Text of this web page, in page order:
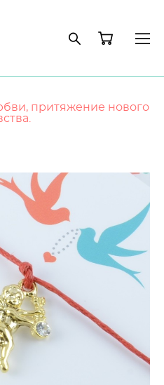
притяжение нового